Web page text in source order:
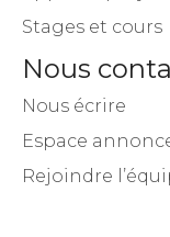
Stages et cours
Nous
Nous écrire
Espace
Rejoindre